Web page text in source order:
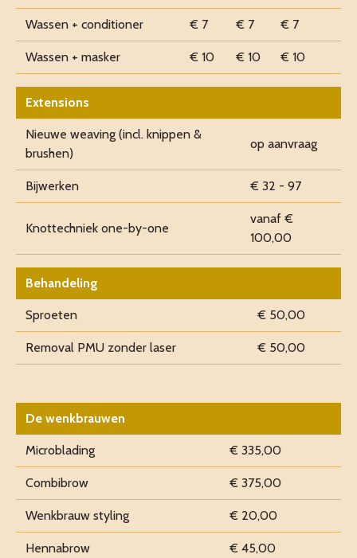
Wassen + conditioner € 7 € 7 € 7
Wassen + masker € 10 € 10 € 10
Extensions
Nieuwe weaving (incl. knippen &
brushen)
op aanvraag
Bijwerken € 32 - 97
Knottechniek one-by-one
vanaf €
100,00
Behandeling
Sproeten € 50,00
Removal PMU zonder laser € 50,00
De wenkbrauwen
Microblading € 335,00
Combibrow € 375,00
Wenkbrauw styling € 20,00
Hennabrow € 45,00